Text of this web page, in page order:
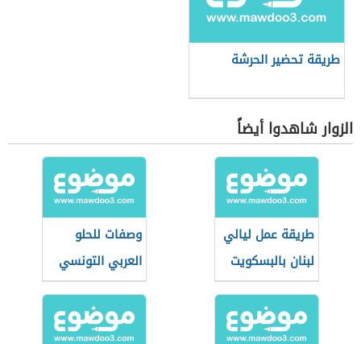
طريقة تحضير الحرشة
الزوار شاهدوا أيضاً
طريقة عمل ليالي
لبنان بالبسكويت
وصفات للحلو
العربي التونسي